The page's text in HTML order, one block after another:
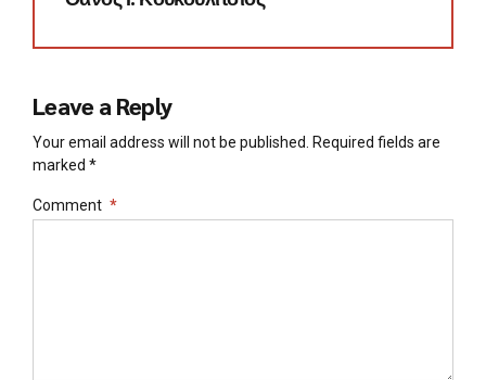
Leave a Reply
Your email address will not be published. Required fields are
marked *
Comment *